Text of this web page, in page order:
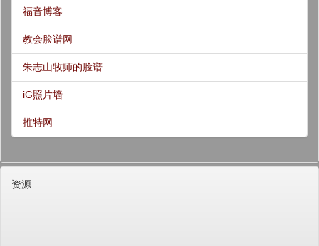
福音博客
教会脸谱网
朱志山牧师的脸谱
iG照片墙
推特网
资源